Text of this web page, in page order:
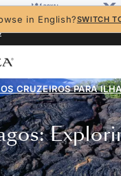
in English?SWITCH
CRUZEIROS PARA